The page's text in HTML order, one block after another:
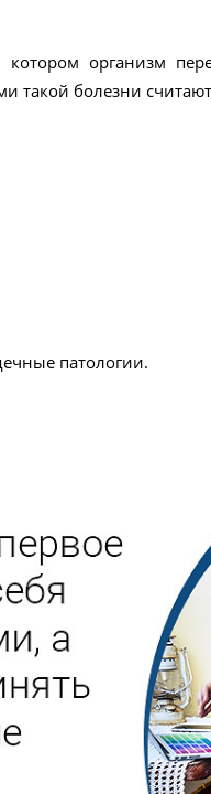
организм
такой болезни
патологии.